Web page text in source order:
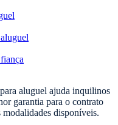
aluguel ajuda inquilinos
garantia para o contrato
disponíveis.